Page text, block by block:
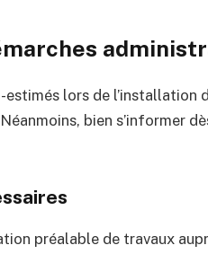
estimés lors de l’installation
bien s’informer
préalable de travaux